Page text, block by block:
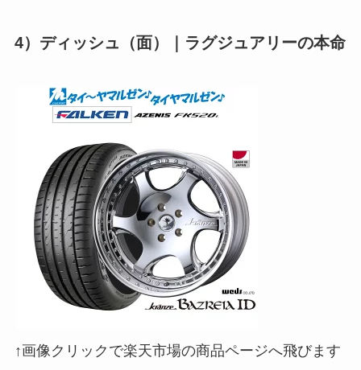
4）ディッシュ（面）｜ラグジュアリーの本命
↑画像クリックで楽天市場の商品ページへ飛びます